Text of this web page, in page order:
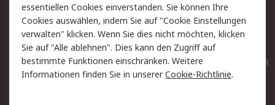
AGB
Datenschutz
Cookie-Richtlinie
Zahlungsbedingungen
Copyright/Impressum
Entsorgung
Elektrogeräte/Batterien
essentiellen Cookies einverstanden. Sie können Ihre
Cookies auswählen, indem Sie auf "Cookie Einstellungen
verwalten" klicken. Wenn Sie dies nicht möchten, klicken
Sie auf "Alle ablehnen". Dies kann den Zugriff auf
bestimmte Funktionen einschränken. Weitere
Informationen finden Sie in unsererCookie-Richtlinie.